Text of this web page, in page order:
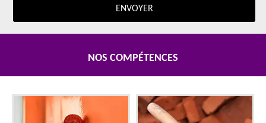
NOS COMPÉTENCES